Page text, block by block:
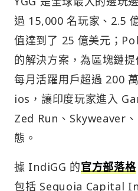
過 15,000 名玩家、2.5
值達到了 25 億美元；
的解決方案，為區塊鏈提
每月活躍用戶超過 200
ios，讓印度玩家進入
Zed Run、Skyweaver
態。
據 IndiGG 的官方部落格
包括 Sequoia Capital